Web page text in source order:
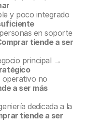
y poco integrado
en soporte
tiende a ser
operativo no
a ser más
dedicada a la
tiende a ser